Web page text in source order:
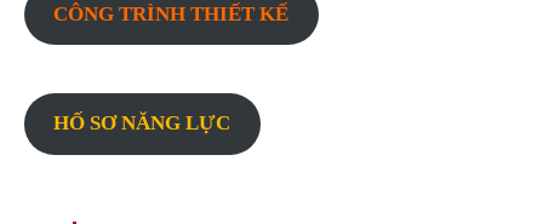
CÔNG TRÌNH THIẾT KẾ
HỐ SƠ NĂNG LỰC